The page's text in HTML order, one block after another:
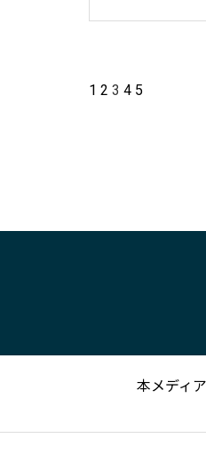
1 2 3 4 5
本メディ